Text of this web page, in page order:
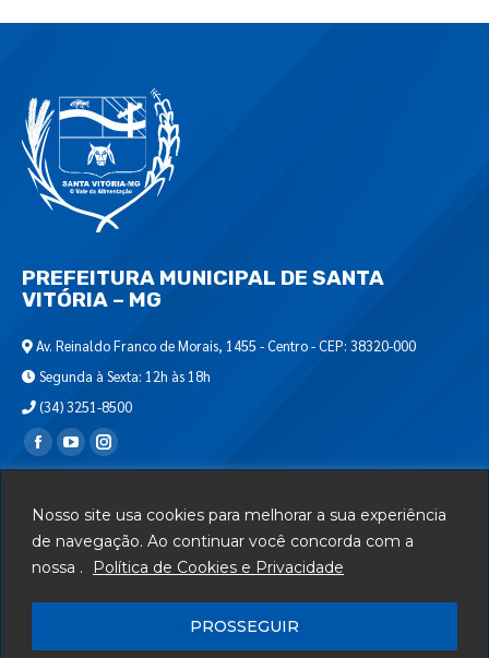
Nosso site usa cookies para melhorar a sua experiência
de navegação. Ao continuar você concorda com a
nossa .
Política de Cookies e Privacidade
PROSSEGUIR
PREFEITURA MUNICIPAL DE SANTA
VITÓRIA – MG
Av. Reinaldo Franco de Morais, 1455 - Centro - CEP: 38320-000
Segunda à Sexta: 12h às 18h
(34) 3251-8500
Encontre-nos em:
Departamento de T.I.
Serviços
Mapa do Site